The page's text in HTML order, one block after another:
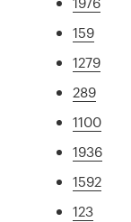
159
1279
289
1100
1936
1592
123